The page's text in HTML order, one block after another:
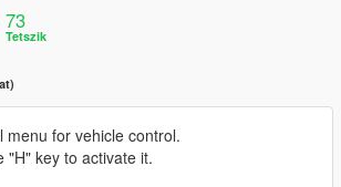
73
Tetszik
menu for vehicle control.
"H" key to activate it.